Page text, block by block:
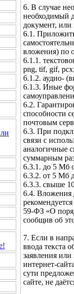
6. В случае
необходимый
документ,
6.1.
вложения) по
6.1.1.
png, tif, gif,
6.1.2. аудио-
6.1.3. Иные
6.2.
способности
почтовым
6.3. При
связи с
аналогичные
суммарным
6.3.1. до 5 Мб
6.3.2. от 5 Мб
6.3.3. свыше
6.4. Вложения
59-ФЗ «О
сообщив об
7. Если в
ввода текста
заявления
интернет-
сути
сайте, не